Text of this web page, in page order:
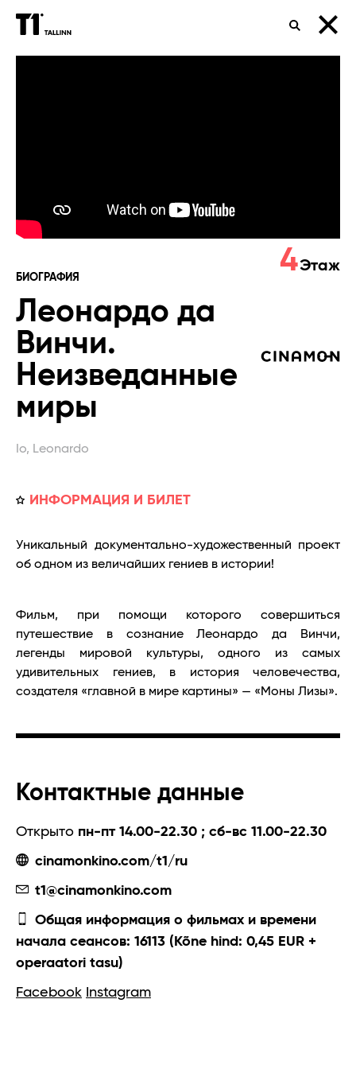
ПОИСК
миры
БИОГРАФИЯ
Леонардо да
Винчи.
Неизведанные
миры
Io, Leonardo
ИНФОРМАЦИЯ И БИЛЕТ
4Этаж
Уникальный документально-художественный проект
об одном из величайших гениев в истории!
Фильм, при помощи которого совершиться
путешествие в сознание Леонардо да Винчи,
легенды мировой культуры, одного из самых
удивительных гениев, в история человечества,
создателя «главной в мире картины» — «Моны Лизы».
Контактные данные
Открыто пн-пт 14.00-22.30 ; сб-вс 11.00-22.30
cinamonkino.com/t1/ru
t1@cinamonkino.com
Общая информация о фильмах и времени
начала сеансов: 16113 (Kõne hind: 0,45 EUR +
operaatori tasu)
Facebook Instagram